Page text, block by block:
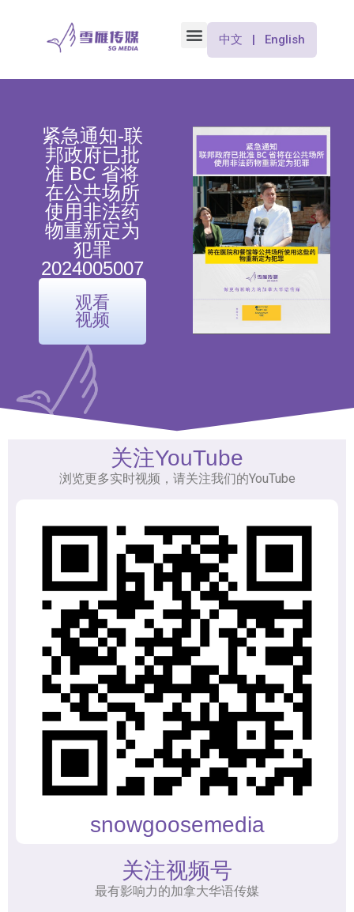
中文 | English
紧急通知-联
邦政府已批
准 BC 省将
在公共场所
使用非法药
物重新定为
犯罪
2024005007
观看
视频
关注YouTube
浏览更多实时视频，请关注我们的YouTube
snowgoosemedia
关注视频号
最有影响力的加拿大华语传媒